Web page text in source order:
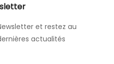
et restez au
actualités